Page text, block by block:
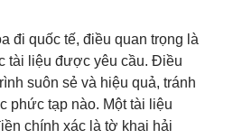
đi quốc tế, điều quan trọng là
tài liệu được yêu cầu. Điều
suôn sẻ và hiệu quả, tránh
phức tạp nào. Một tài liệu
chính xác là tờ khai hải